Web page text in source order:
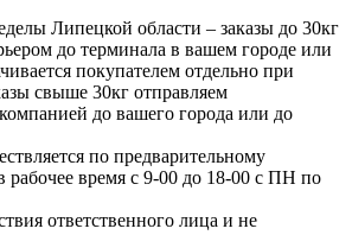
Липецкой области – заказы до 30кг
до терминала в вашем городе или
покупателем отдельно при
свыше 30кг отправляем
до вашего города или до
по предварительному
рабочее время с 9-00 до 18-00 с ПН по
ответственного лица и не